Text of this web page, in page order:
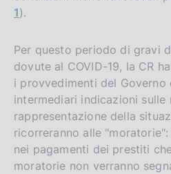
1).
Per questo periodo di gravi
dovute al COVID-19, la CR
i provvedimenti del Governo
intermediari indicazioni sulle
rappresentazione della
ricorreranno alle
nei pagamenti dei prestiti
moratorie non verranno